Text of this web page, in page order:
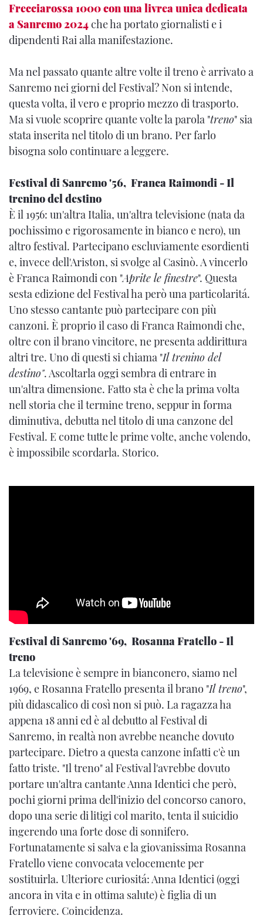
Frecciarossa 1000 con una livrea unica dedicata
a Sanremo 2024che ha portato giornalisti e i
dipendenti Rai alla manifestazione.
Ma nel passato quante altre volte il treno è arrivato a
Sanremo nei giorni del Festival? Non si intende,
questa volta, il vero e proprio mezzo di trasporto.
Ma si vuole scoprire quante volte la parola "treno" sia
stata inserita nel titolo di un brano. Per farlo
bisogna solo continuare a leggere.
Festival di Sanremo '56, Franca Raimondi - Il
trenino del destino
È il 1956: un'altra Italia, un'altra televisione (nata da
pochissimo e rigorosamente in bianco e nero), un
altro festival. Partecipano escluviamente esordienti
e, invece dell'Ariston, si svolge al Casinò. A vincerlo
è Franca Raimondi con "Aprite le finestre". Questa
sesta edizione del Festival ha però una particolaritá.
Uno stesso cantante può partecipare con più
canzoni. È proprio il caso di Franca Raimondi che,
oltre con il brano vincitore, ne presenta addirittura
altri tre. Uno di questi si chiama "Il trenino del
destino". Ascoltarla oggi sembra di entrare in
un'altra dimensione. Fatto sta è che la prima volta
nell storia che il termine treno, seppur in forma
diminutiva, debutta nel titolo di una canzone del
Festival. E come tutte le prime volte, anche volendo,
è impossibile scordarla. Storico.
Festival di Sanremo '69, Rosanna Fratello - Il
treno
La televisione è sempre in bianconero, siamo nel
1969, e Rosanna Fratello presenta il brano "Il treno",
più didascalico di così non si può. La ragazza ha
appena 18 anni ed è al debutto al Festival di
Sanremo, in realtà non avrebbe neanche dovuto
partecipare. Dietro a questa canzone infatti c'è un
fatto triste. "Il treno" al Festival l'avrebbe dovuto
portare un'altra cantante Anna Identici che però,
pochi giorni prima dell'inizio del concorso canoro,
dopo una serie di litigi col marito, tenta il suicidio
ingerendo una forte dose di sonnifero.
Fortunatamente si salva e la giovanissima Rosanna
Fratello viene convocata velocemente per
sostituirla. Ulteriore curiositá: Anna Identici (oggi
ancora in vita e in ottima salute) è figlia di un
ferroviere. Coincidenza.